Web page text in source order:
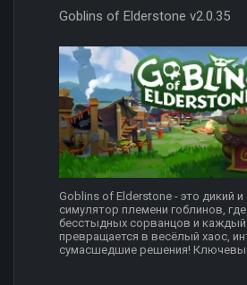
Goblins of Elderstone v2.0.35
Goblins of Elderstone - это дикий
симулятор племени гоблинов,
бесстыдных сорванцов и каждый
превращается в весёлый хаос,
сумасшедшие решения!